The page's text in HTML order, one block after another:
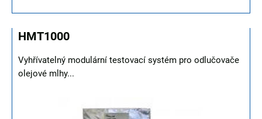
HMT1000
Vyhřívatelný modulární testovací systém pro odlučovače
olejové mlhy...